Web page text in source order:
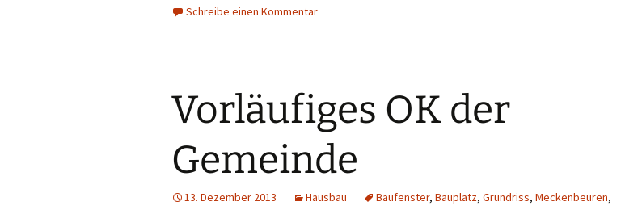
Schreibe einen Kommentar
Vorläufiges OK der
Gemeinde
13. Dezember 2013 Hausbau Baufenster, Bauplatz, Grundriss, Meckenbeuren,